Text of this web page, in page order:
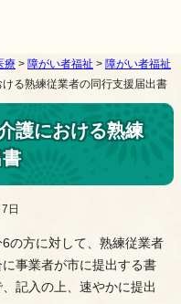
療 > 障がい者福祉 > 障がい者福祉
る熟練従業者の同行支援届出書
護における熟練
日
の方に対して、熟練従業者
事業者が市に提出する書
記入の上、速やかに提出